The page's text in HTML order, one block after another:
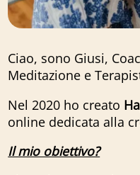
Ciao, sono Giusi,
Meditazione e
Nel 2020 ho creato
online dedicata alla
Il mio obiettivo?